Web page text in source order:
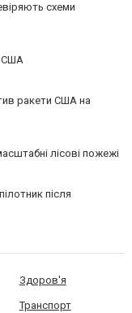
схеми
США
ракети США на
лісові пожежі
після
Здоров'я
Транспорт